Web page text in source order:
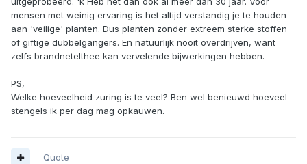
mensen met weinig ervaring is het altijd verstandig je te houden
aan 'veilige' planten. Dus planten zonder extreem sterke stoffen
of giftige dubbelgangers. En natuurlijk nooit overdrijven, want
zelfs brandnetelthee kan vervelende bijwerkingen hebben.
PS,
Welke hoeveelheid zuring is te veel? Ben wel benieuwd hoeveel
stengels ik per dag mag opkauwen.
Quote